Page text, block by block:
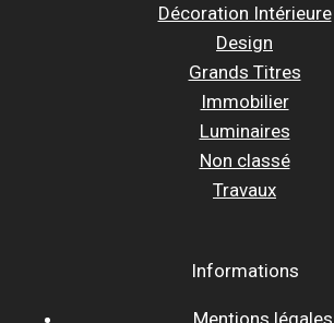
Décoration Intérieure
Design
Grands Titres
Immobilier
Luminaires
Non classé
Travaux
Informations
Mentions légales